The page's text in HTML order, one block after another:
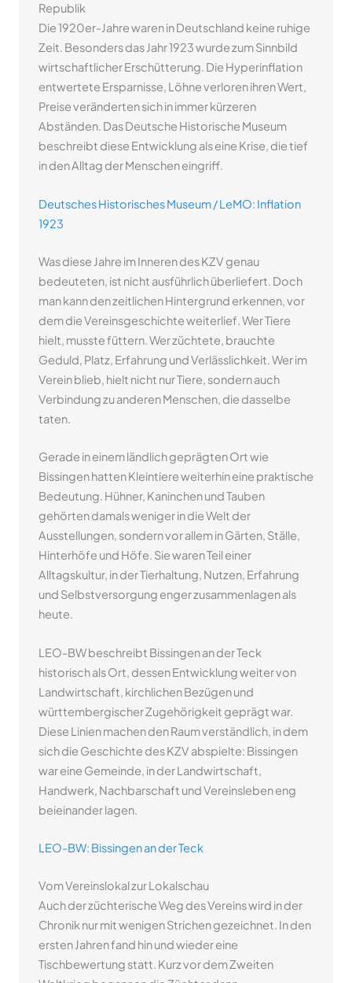
Republik
Die 1920er-Jahre waren in Deutschland keine ruhige
Zeit. Besonders das Jahr 1923 wurde zum Sinnbild
wirtschaftlicher Erschütterung. Die Hyperinflation
entwertete Ersparnisse, Löhne verloren ihren Wert,
Preise veränderten sich in immer kürzeren
Abständen. Das Deutsche Historische Museum
beschreibt diese Entwicklung als eine Krise, die tief
in den Alltag der Menschen eingriff.
Deutsches Historisches Museum / LeMO: Inflation
1923
Was diese Jahre im Inneren des KZV genau
bedeuteten, ist nicht ausführlich überliefert. Doch
man kann den zeitlichen Hintergrund erkennen, vor
dem die Vereinsgeschichte weiterlief. Wer Tiere
hielt, musste füttern. Wer züchtete, brauchte
Geduld, Platz, Erfahrung und Verlässlichkeit. Wer im
Verein blieb, hielt nicht nur Tiere, sondern auch
Verbindung zu anderen Menschen, die dasselbe
taten.
Gerade in einem ländlich geprägten Ort wie
Bissingen hatten Kleintiere weiterhin eine praktische
Bedeutung. Hühner, Kaninchen und Tauben
gehörten damals weniger in die Welt der
Ausstellungen, sondern vor allem in Gärten, Ställe,
Hinterhöfe und Höfe. Sie waren Teil einer
Alltagskultur, in der Tierhaltung, Nutzen, Erfahrung
und Selbstversorgung enger zusammenlagen als
heute.
LEO-BW beschreibt Bissingen an der Teck
historisch als Ort, dessen Entwicklung weiter von
Landwirtschaft, kirchlichen Bezügen und
württembergischer Zugehörigkeit geprägt war.
Diese Linien machen den Raum verständlich, in dem
sich die Geschichte des KZV abspielte: Bissingen
war eine Gemeinde, in der Landwirtschaft,
Handwerk, Nachbarschaft und Vereinsleben eng
beieinander lagen.
LEO-BW: Bissingen an der Teck
Vom Vereinslokal zur Lokalschau
Auch der züchterische Weg des Vereins wird in der
Chronik nur mit wenigen Strichen gezeichnet. In den
ersten Jahren fand hin und wieder eine
Tischbewertung statt. Kurz vor dem Zweiten